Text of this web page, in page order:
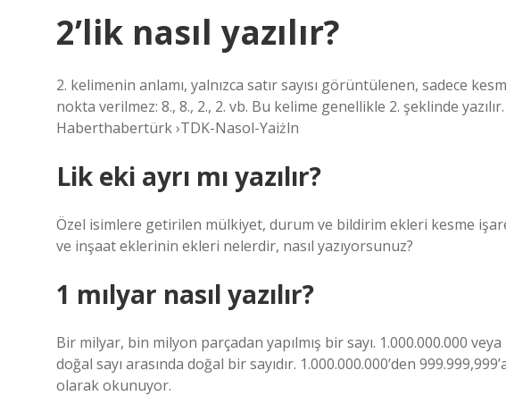
2’lik nasıl yazılır?
2. kelimenin anlamı, yalnızca satır sayısı görüntülenen, sadece
nokta verilmez: 8., 8., 2., 2. vb. Bu kelime genellikle 2. şeklinde
Haberthabertürk ›TDK-Nasol-Yaiżln
Lik eki ayrı mı yazılır?
Özel isimlere getirilen mülkiyet, durum ve bildirim ekleri kesme
ve inşaat eklerinin ekleri nelerdir, nasıl yazıyorsunuz?
1 mılyar nasıl yazılır?
Bir milyar, bin milyon parçadan yapılmış bir sayı. 1.000.000.000
doğal sayı arasında doğal bir sayıdır. 1.000.000.000’den
olarak okunuyor.